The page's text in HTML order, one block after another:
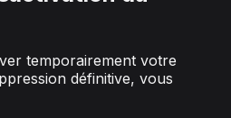
temporairement votre
définitive, vous